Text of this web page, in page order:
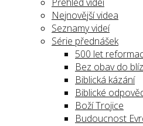
Nejnovější videa
Seznamy videí
Série přednášek
500 let
Bez obav do
Biblická kázání
Biblické
Boží Trojice
Budoucnost